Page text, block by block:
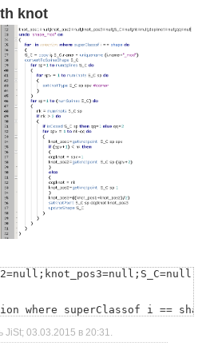
knot
JiSt; 03.03.2015 в 20:31